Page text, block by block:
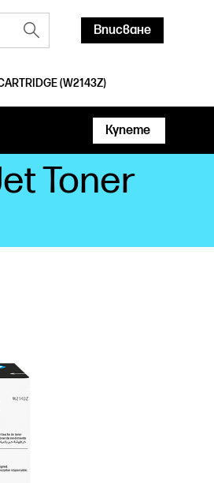
Вписване
(W2143Z)
Купете
Toner